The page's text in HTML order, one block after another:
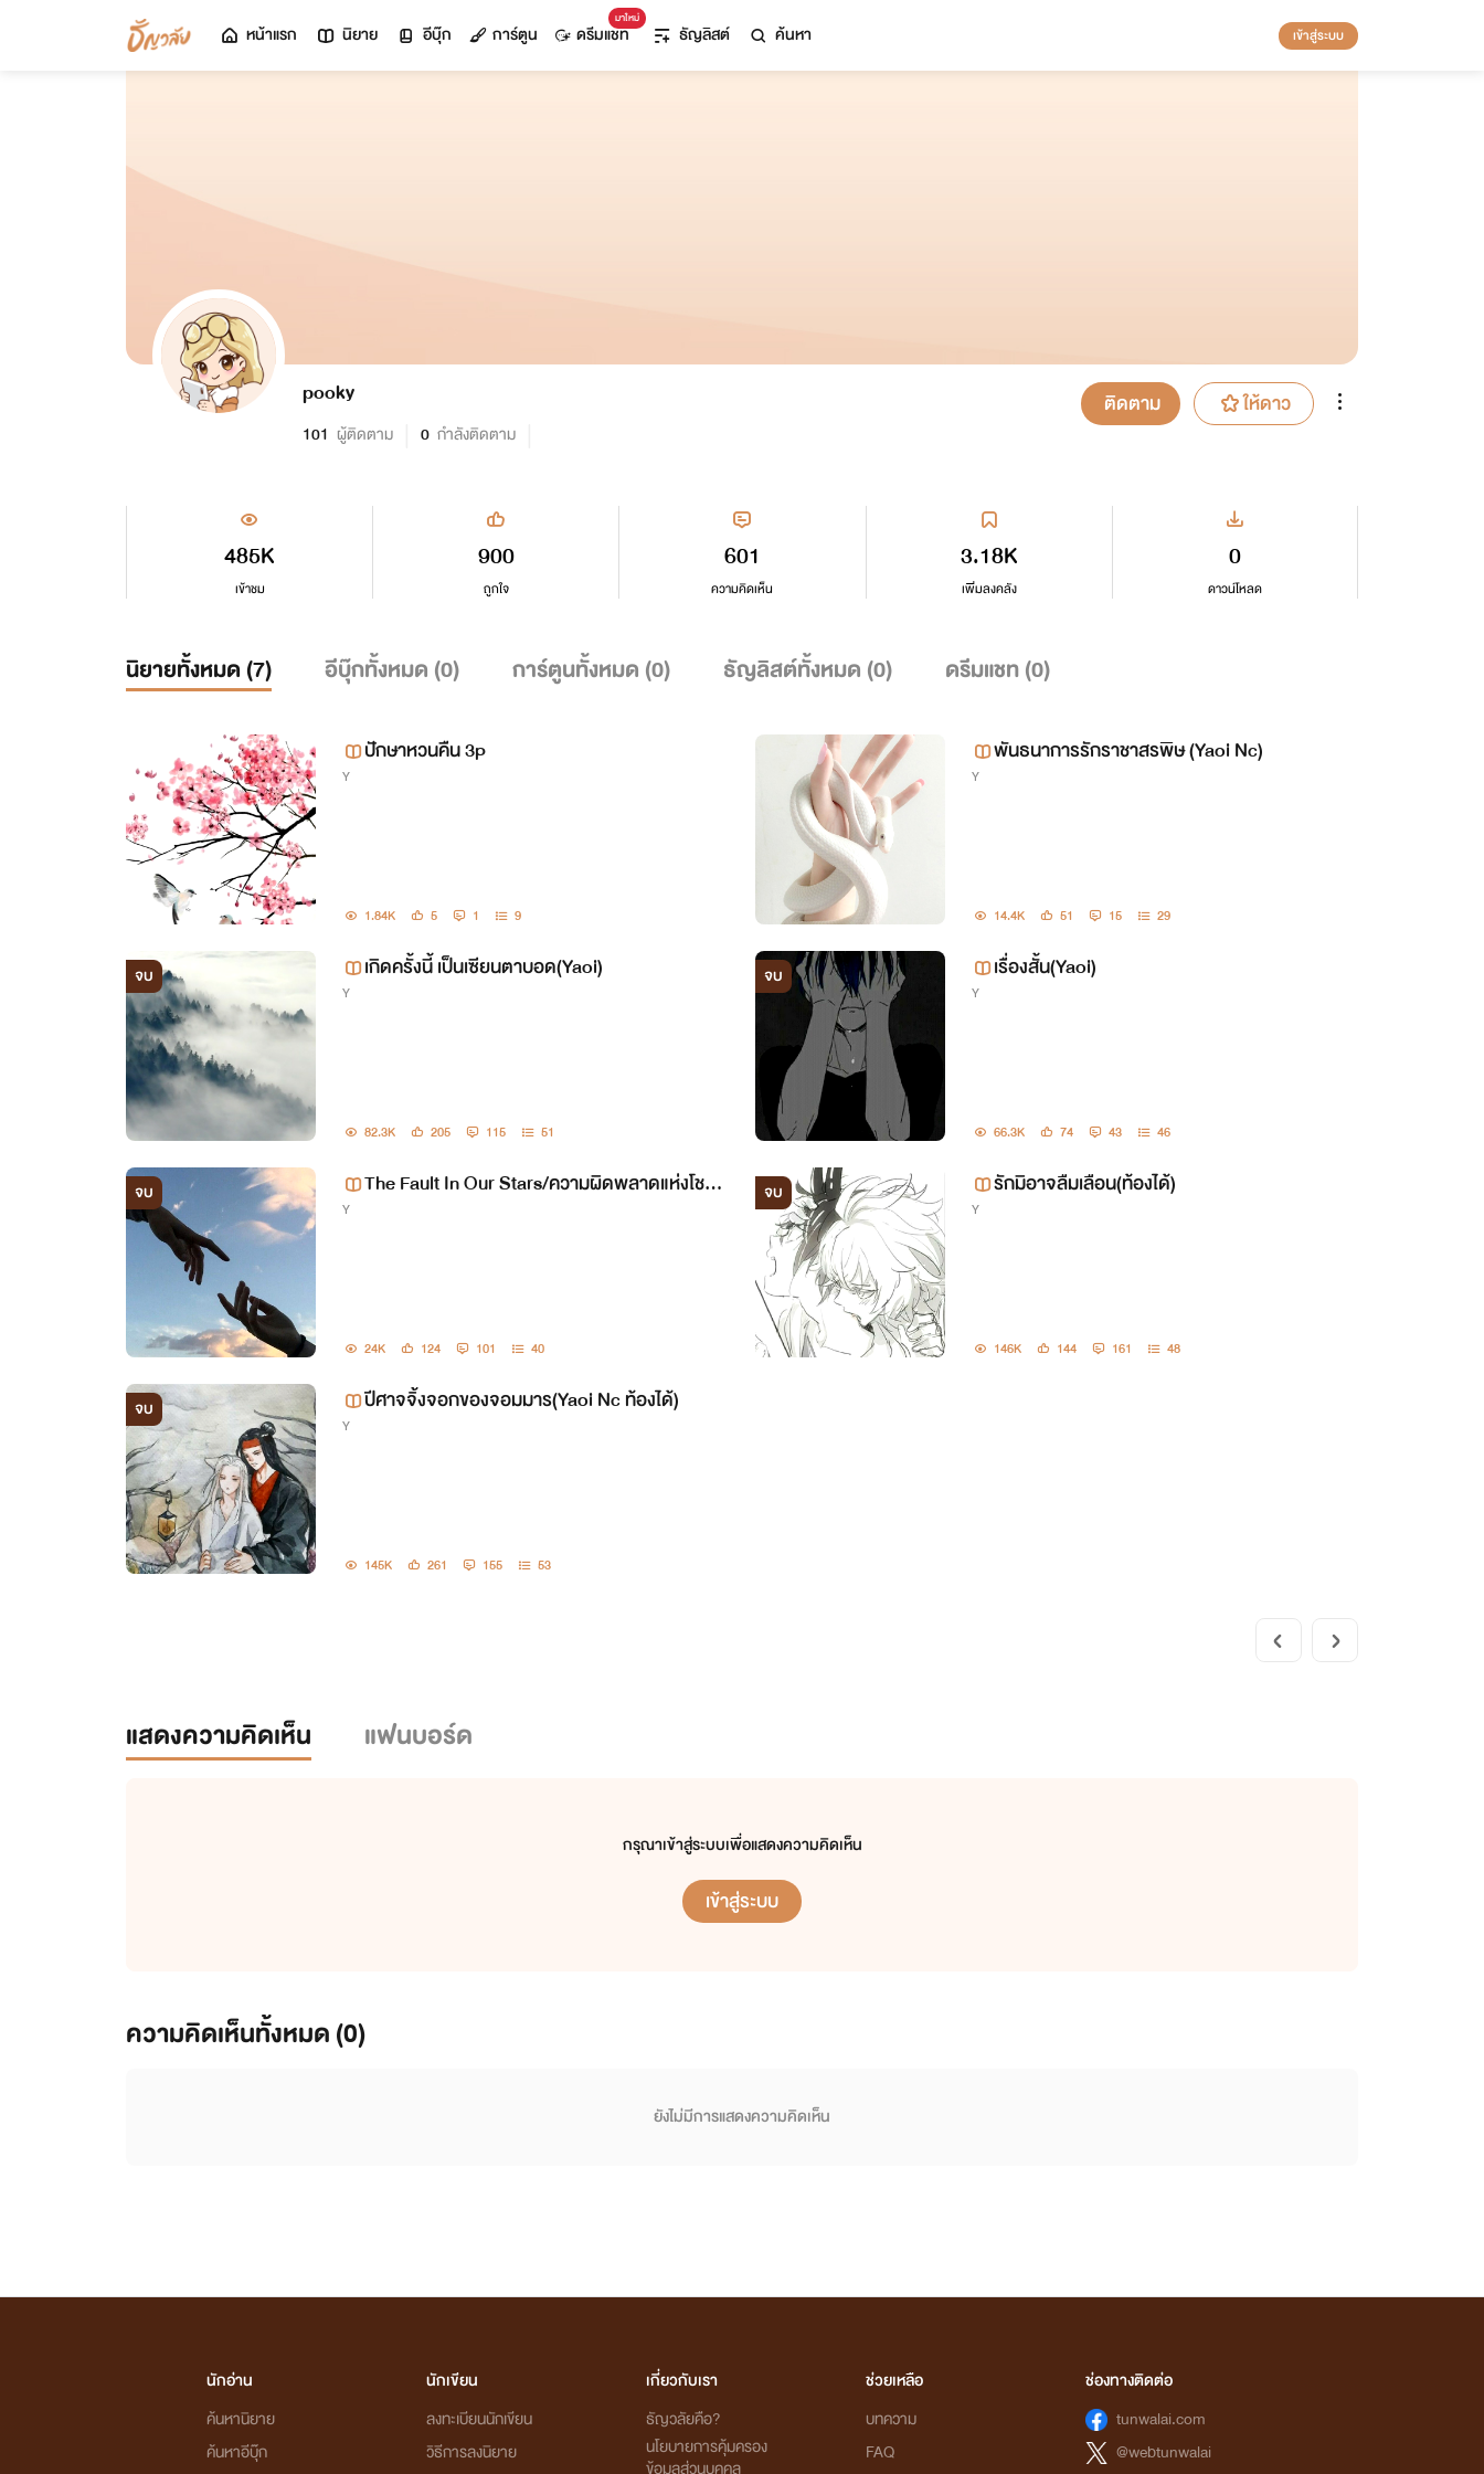
หน้าแรก นิยาย อีบุ๊ก การ์ตูน
มาใหม่
ดรีมแชท ธัญลิสต์ ค้นหา เข้าสู่ระบบ
pooky
101 ผู้ติดตาม 0 กำลังติดตาม
ติดตาม ให้ดาว
485K
เข้าชม
3.18K
เพิ่มลงคลัง
900
ถูกใจ
0
ดาวน์โหลด
601
ความคิดเห็น
นิยายทั้งหมด (7) อีบุ๊กทั้งหมด (0) การ์ตูนทั้งหมด (0) ธัญลิสต์ทั้งหมด (0) ดรีมแชท (0)
ปักษาหวนคืน 3p
Y
1.84K 5 1 9
พันธนาการรักราชาสรพิษ (Yaoi Nc)
Y
14.4K 51 15 29
จบ เกิดครั้งนี้ เป็นเซียนตาบอด(Yaoi)
Y
82.3K 205 115 51
จบ เรื่องสั้น(Yaoi)
Y
66.3K 74 43 46
จบ
The Fault In Our Stars/ความผิดพลาดแห่งโชค
Y
24K 124 101 40
จบ รักมิอาจลืมเลือน(ท้องได้)
Y
146K 144 161 48
จบ ปีศาจจิ้งจอกของจอมมาร(Yaoi Nc ท้องได้)
Y
145K 261 155 53
แสดงความคิดเห็น แฟนบอร์ด
กรุณาเข้าสู่ระบบเพื่อแสดงความคิดเห็น
เข้าสู่ระบบ
ความคิดเห็นทั้งหมด (0)
ยังไม่มีการแสดงความคิดเห็น
นักอ่าน
ค้นหานิยาย
ค้นหาอีบุ๊ก
นักเขียน
ลงทะเบียนนักเขียน
วิธีการลงนิยาย
เกี่ยวกับเรา
ธัญวลัยคือ?
นโยบายการคุ้มครอง
ช่วยเหลือ
บทความ
FAQ
ช่องทางติดต่อ
tunwalai.com
@webtunwalai